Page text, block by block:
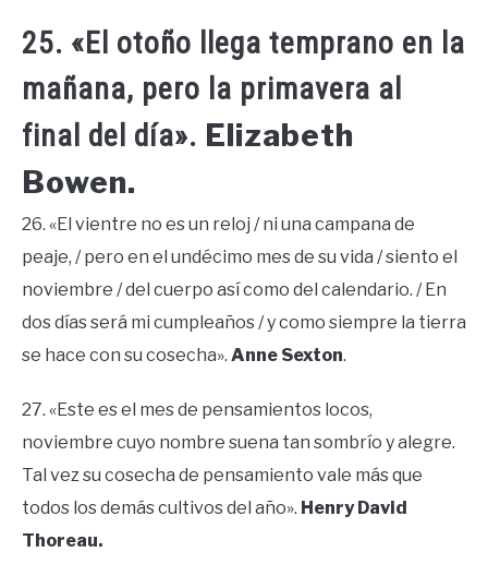
25. «El otoño llega temprano en la
mañana, pero la primavera al
final del día». Elizabeth
Bowen.
26. «El vientre no es un reloj / ni una campana de
peaje, / pero en el undécimo mes de su vida / siento el
noviembre / del cuerpo así como del calendario. / En
dos días será mi cumpleaños / y como siempre la tierra
se hace con su cosecha». Anne Sexton.
27. «Este es el mes de pensamientos locos,
noviembre cuyo nombre suena tan sombrío y alegre.
Tal vez su cosecha de pensamiento vale más que
todos los demás cultivos del año». Henry David
Thoreau.